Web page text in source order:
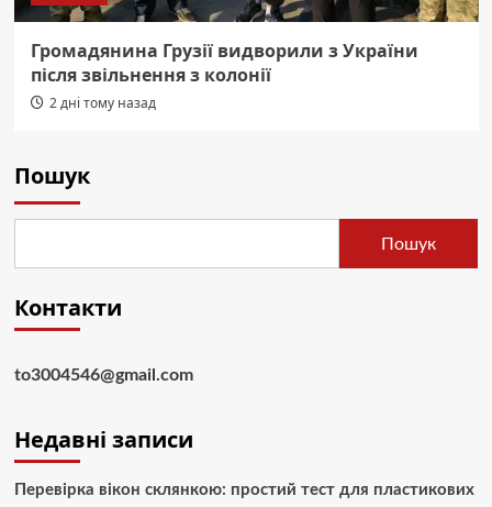
Громадянина Грузії видворили з України
після звільнення з колонії
2 дні тому назад
Пошук
Пошук
Контакти
to3004546@gmail.com
Недавні записи
Перевірка вікон склянкою: простий тест для пластикових